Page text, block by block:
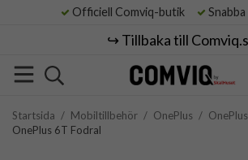
Officiell Comviq-butik
↪️ Tillbaka till
Startsida / Mobiltillbehör / OnePlus /
OnePlus 6T Fodral